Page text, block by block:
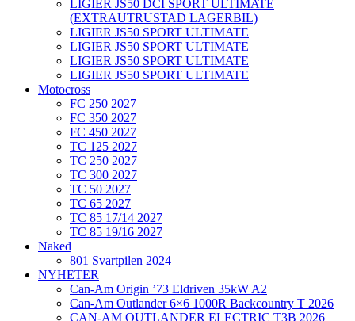
LIGIER JS50 DCI SPORT ULTIMATE
(EXTRAUTRUSTAD LAGERBIL)
LIGIER JS50 SPORT ULTIMATE
LIGIER JS50 SPORT ULTIMATE
LIGIER JS50 SPORT ULTIMATE
LIGIER JS50 SPORT ULTIMATE
Motocross
FC 250 2027
FC 350 2027
FC 450 2027
TC 125 2027
TC 250 2027
TC 300 2027
TC 50 2027
TC 65 2027
TC 85 17/14 2027
TC 85 19/16 2027
Naked
801 Svartpilen 2024
NYHETER
Can-Am Origin ’73 Eldriven 35kW A2
Can-Am Outlander 6×6 1000R Backcountry T 2026
CAN-AM OUTLANDER ELECTRIC T3B 2026